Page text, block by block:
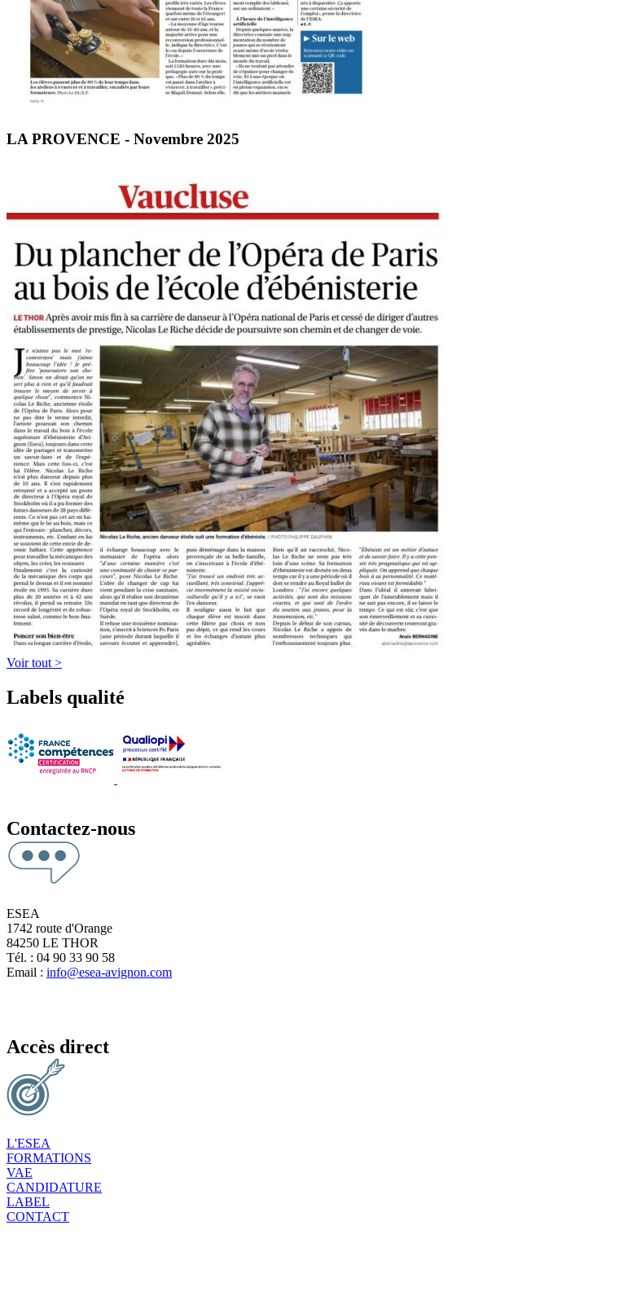
LA PROVENCE - Novembre 2025
Voir tout >
Labels qualité
Contactez-nous
ESEA
1742 route d'Orange
84250 LE THOR
Tél. : 04 90 33 90 58
Email : info@esea-avignon.com
Accès direct
L'ESEA
FORMATIONS
VAE
CANDIDATURE
LABEL
CONTACT